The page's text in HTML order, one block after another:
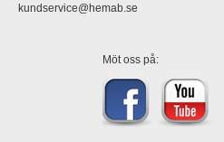
kundservice@hemab.se
Möt oss på: